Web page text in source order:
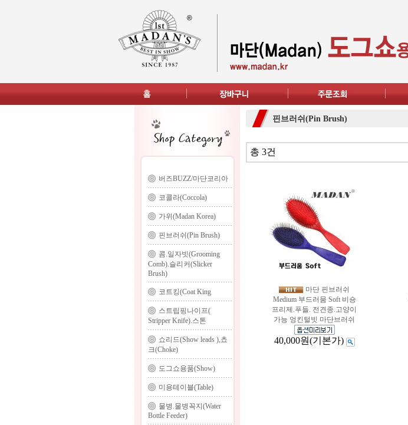
버즈BUZZ/마단코리아
코콜라(Coccola)
가위(Madan Korea)
핀브러쉬(Pin Brush)
콤.일자빗(Grooming
Comb).슬리커(Slicker
Brush)
코트킹(Coat King
스트립핑나이프(
Stripper Knife).스톤
쇼리드(Show leads ),쵸
크(Choke)
도그쇼용품(Show)
미용테이블(Table)
물병.물병꼭지(Water
Bottle Feeder)
핀브러쉬(Pin Brush)
총 3건
마단 핀브러쉬
Medium 부드러뭄 Soft 비숑
프리제.푸들. 전견종.고양이
가능 엉킨털빗 마단브러쉬
40,000원(기본가)